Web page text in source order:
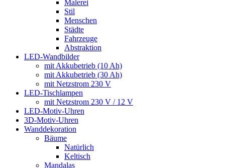
Malerei
Stil
Menschen
Städte
Fahrzeuge
Abstraktion
LED-Wandbilder
mit Akkubetrieb (10 Ah)
mit Akkubetrieb (30 Ah)
mit Netzstrom 230 V
LED-Tischlampen
mit Netzstrom 230 V / 12 V
LED-Motiv-Uhren
3D-Motiv-Uhren
Wanddekoration
Bäume
Natürlich
Keltisch
Mandalas